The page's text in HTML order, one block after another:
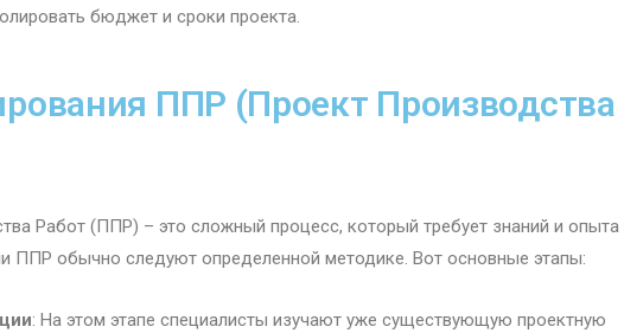
бюджет и сроки проекта.
ППР (Проект Производства
Работ (ППР) – это сложный процесс, который требует знаний и опыта
ППР обычно следуют определенной методике. Вот основные этапы:
: На этом этапе специалисты изучают уже существующую проектную